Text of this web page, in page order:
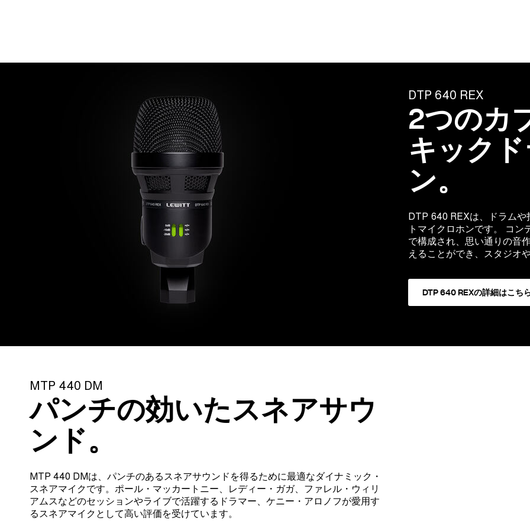
DTP 640 REX
2つのカ
キック
ン。
DTP 640 REXは、ドラム
トマイクロホンです。 コ
で構成され、思い通りの音
えることができ、スタジオ
DTP 640 REXの詳細はこち
MTP 440 DM
パンチの効いたスネアサウ
ンド。
MTP 440 DMは、パンチのあるスネアサウンドを得るために最適なダイナミック・
スネアマイクです。ポール・マッカートニー、レディー・ガガ、ファレル・ウィリ
アムスなどのセッションやライブで活躍するドラマー、ケニー・アロノフが愛用す
るスネアマイクとして高い評価を受けています。